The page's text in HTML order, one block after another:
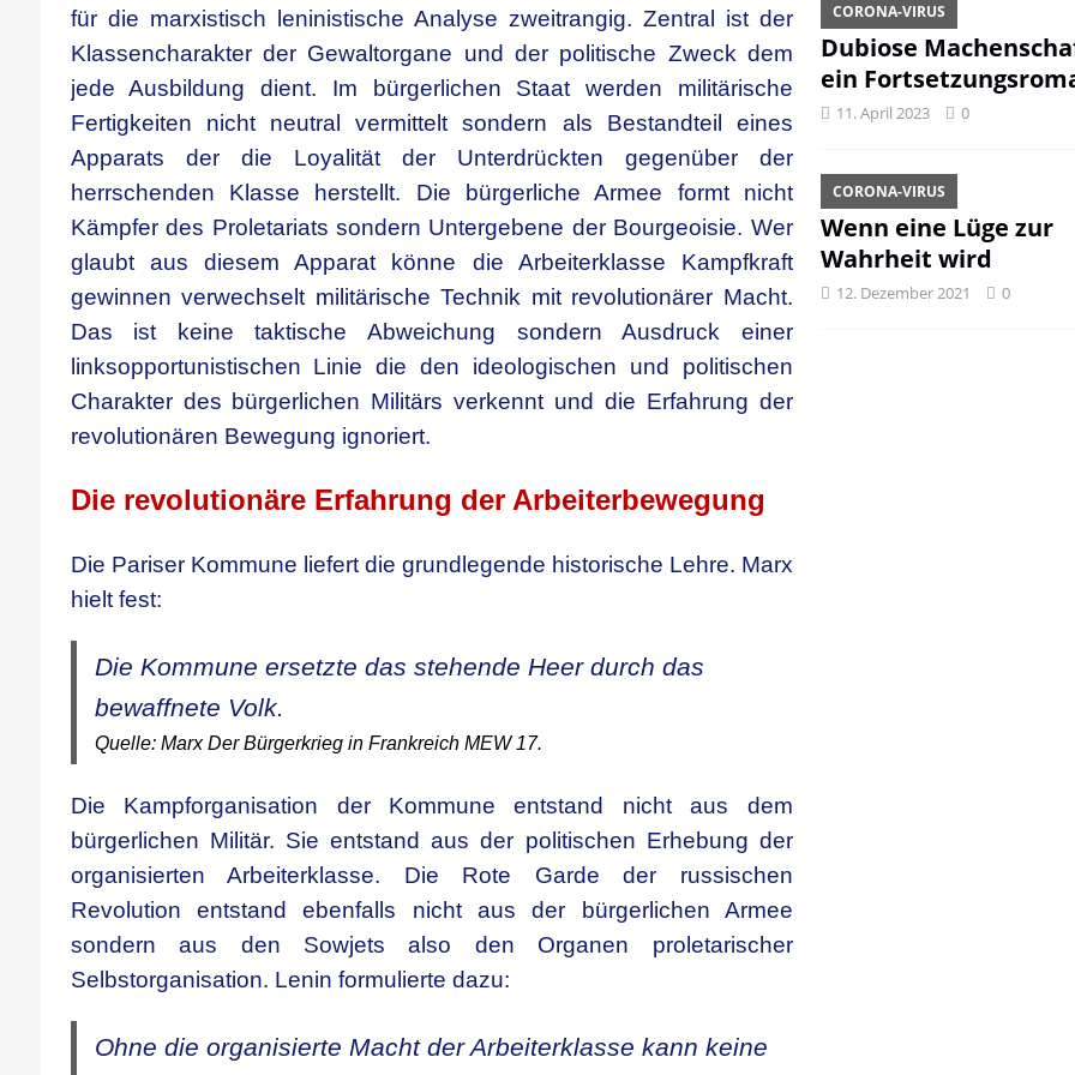
für die marxistisch leninistische Analyse zweitrangig. Zentral ist der
Klassencharakter der Gewaltorgane und der politische Zweck dem
jede Ausbildung dient. Im bürgerlichen Staat werden militärische
Fertigkeiten nicht neutral vermittelt sondern als Bestandteil eines
Apparats der die Loyalität der Unterdrückten gegenüber der
herrschenden Klasse herstellt. Die bürgerliche Armee formt nicht
Kämpfer des Proletariats sondern Untergebene der Bourgeoisie. Wer
glaubt aus diesem Apparat könne die Arbeiterklasse Kampfkraft
gewinnen verwechselt militärische Technik mit revolutionärer Macht.
Das ist keine taktische Abweichung sondern Ausdruck einer
linksopportunistischen Linie die den ideologischen und politischen
Charakter des bürgerlichen Militärs verkennt und die Erfahrung der
revolutionären Bewegung ignoriert.
Die revolutionäre Erfahrung der Arbeiterbewegung
Die Pariser Kommune liefert die grundlegende historische Lehre. Marx
hielt fest:
Die Kommune ersetzte das stehende Heer durch das
bewaffnete Volk.
Quelle: Marx Der Bürgerkrieg in Frankreich MEW 17.
Die Kampforganisation der Kommune entstand nicht aus dem
bürgerlichen Militär. Sie entstand aus der politischen Erhebung der
organisierten Arbeiterklasse. Die Rote Garde der russischen
Revolution entstand ebenfalls nicht aus der bürgerlichen Armee
sondern aus den Sowjets also den Organen proletarischer
Selbstorganisation. Lenin formulierte dazu:
Ohne die organisierte Macht der Arbeiterklasse kann keine
Dubiose
ein
CORONA-VIRUS
11. April 2023 0
Wenn eine Lüge zur
Wahrheit wird
CORONA-VIRUS
12. Dezember 2021 0